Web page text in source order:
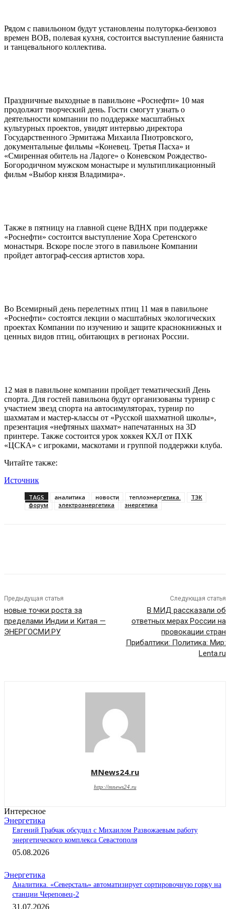
Рядом с павильоном будут установлены полуторка-бензовоз
времен ВОВ, полевая кухня, состоится выступление баяниста
и танцевального коллектива.
Праздничные выходные в павильоне «Роснефти» 10 мая
продолжит творческий день. Гости смогут узнать о
деятельности компании по поддержке масштабных
культурных проектов, увидят интервью директора
Государственного Эрмитажа Михаила Пиотровского,
документальные фильмы «Коневец. Третья Пасха» и
«Смиренная обитель на Ладоге» о Коневском Рождество-
Богородичном мужском монастыре и мультипликационный
фильм «Выбор князя Владимира».
Также в пятницу на главной сцене ВДНХ при поддержке
«Роснефти» состоится выступление Хора Сретенского
монастыря. Вскоре после этого в павильоне Компании
пройдет автограф-сессия артистов хора.
Во Всемирный день перелетных птиц 11 мая в павильоне
«Роснефти» состоятся лекции о масштабных экологических
проектах Компании по изучению и защите краснокнижных и
ценных видов птиц, обитающих в регионах России.
12 мая в павильоне компании пройдет тематический День
спорта. Для гостей павильона будут организованы турнир с
участием звезд спорта на автосимуляторах, турнир по
шахматам и мастер-классы от «Русской шахматной школы»,
презентация «нефтяных шахмат» напечатанных на 3D
принтере. Также состоится урок хоккея КХЛ от ПХК
«ЦСКА» с игроками, маскотами и группой поддержки клуба.
Читайте также:
Источник
TAGS аналитика новости теплоэнергетика.
ТЭК
форум
электроэнергетика энергетика
Предыдущая статья
новые точки роста за
пределами Индии и Китая —
ЭНЕРГОСМИ.РУ
Следующая статья
В МИД рассказали об
ответных мерах России на
провокации стран
Прибалтики: Политика: Мир:
Lenta.ru
MNews24.ru
http://mnews24.ru
Интересное
Энергетика
Евгений Грабчак обсудил с Михаилом Развожаевым работу
энергетического комплекса Севастополя
05.08.2026
Энергетика
Аналитика. «Северсталь» автоматизирует сортировочную горку на
станции Череповец-2
31.07.2026